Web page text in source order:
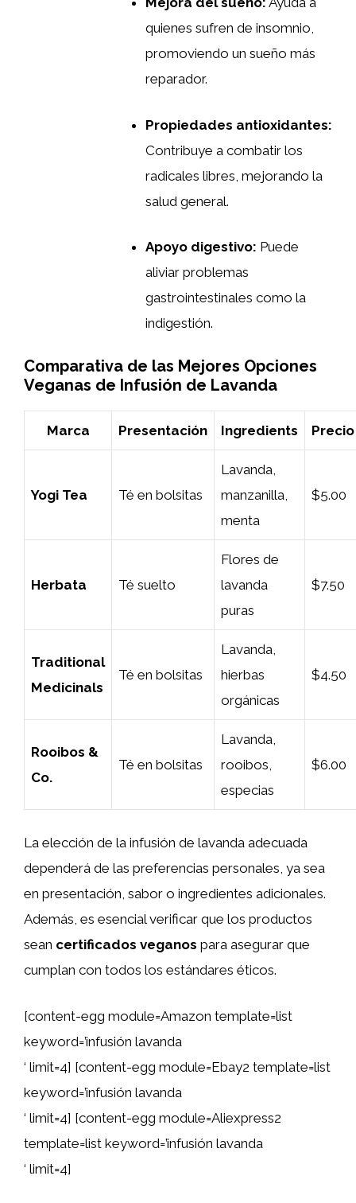
quienes sufren de insomnio,
promoviendo un sueño más
reparador.
Propiedades antioxidantes:
Contribuye a combatir los
radicales libres, mejorando la
salud general.
Apoyo digestivo: Puede
aliviar problemas
gastrointestinales como la
indigestión.
Comparativa de las Mejores Opciones
Veganas de Infusión de Lavanda
Marca Presentación Ingredients Precio
Yogi Tea Té en bolsitas
Lavanda,
manzanilla,
menta
$5.00
Herbata Té suelto
Flores de
lavanda
puras
$7.50
Traditional
Medicinals
Té en bolsitas
Lavanda,
hierbas
orgánicas
$4.50
Rooibos &
Co.
Té en bolsitas
Lavanda,
rooibos,
especias
$6.00
La elección de la infusión de lavanda adecuada
dependerá de las preferencias personales, ya sea
en presentación, sabor o ingredientes adicionales.
Además, es esencial verificar que los productos
sean certificados veganos para asegurar que
cumplan con todos los estándares éticos.
[content-egg module=Amazon template=list
keyword=’infusión lavanda
‘ limit=4] [content-egg module=Ebay2 template=list
keyword=’infusión lavanda
‘ limit=4] [content-egg module=Aliexpress2
template=list keyword=’infusión lavanda
‘ limit=4]